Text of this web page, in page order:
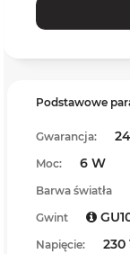
Podstawowe
Gwarancja:
Moc: 6 W
Barwa światła
Gwint
Napięcie: 230